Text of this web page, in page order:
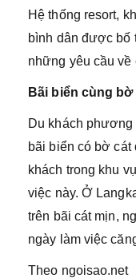
Hệ thống resort,
bình dân được bố
những yêu cầu về
Bãi biển cùng
Du khách
bãi biển có bờ cát
khách trong khu
việc này. Ở
trên bãi cát mịn,
ngày làm việc
Theo ngoisao.net